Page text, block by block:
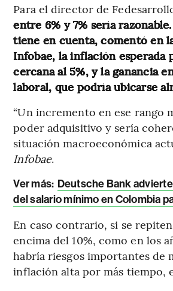
Para el director de
entre 6% y 7% sería
tiene en cuenta, comentó en
Infobae, la inflación esperada
cercana al 5%, y la ganancia
laboral, que podría ubicarse
“Un incremento en ese rango
poder adquisitivo y sería
situación macroeconómica
Infobae.
Ver más: Deutsche Bank
del salario mínimo en Colombia
En caso contrario, si se
encima del 10%, como en los
habría riesgos importantes de
inflación alta por más tiempo,